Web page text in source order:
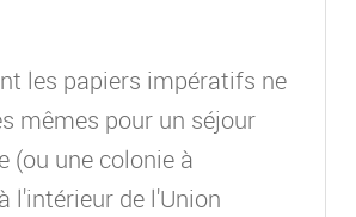
les papiers impératifs ne
mêmes pour un séjour
(ou une colonie à
l'intérieur de l'Union